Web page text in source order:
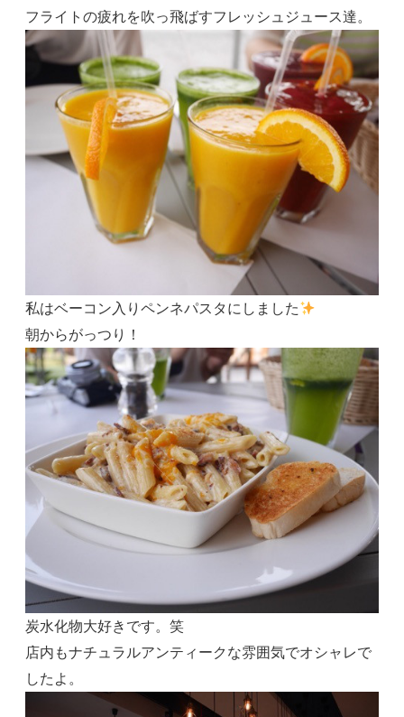
フライトの疲れを吹っ飛ばすフレッシュジュース達。
私はベーコン入りペンネパスタにしました
朝からがっつり！
炭水化物大好きです。笑
店内もナチュラルアンティークな雰囲気でオシャレで
したよ。